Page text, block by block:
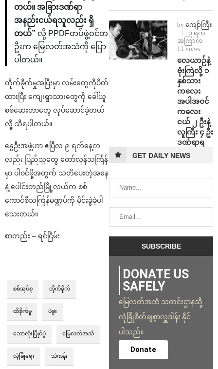
တယ်။ အခြားဒဏ်ရာ
အနည်းငယ်ရသူလည်း ရှိ
တယ်” လို့ PPDFတပ်ဖွဲ့ဝင်တ
ဦးက မြေလတ်အသံကို ပြော
ပါတယ်။
တိုက်ခိုက်မှုအပြီးမှာ လမ်းတွေကိုပိတ်
ထားပြီး ကျေးရွာသားတွေကို ခေါ်ယူ
စစ်ဆေးတာတွေ လုပ်ဆောင်ခဲ့တယ်
လို့ သိရပါတယ်။
နွေဦးအဖွဲ့ဟာ ဧပြီလ ၉ ရက်နေ့က
လည်း ပြည်သူတွေ တော်လှန်သင်္ကြန်
မှာ ပါဝင်ဖို့အတွက် သတိပေးတဲ့အနေ
နဲ့ ပေါင်းတည်မြို့လယ်က စစ်
ကောင်စီသင်္ကြန်မဏ္ဍပ်ကို မိုင်းခွဲခဲ့ပါ
သေးတယ်။
စာတည်း – ရင်ငြိမ်း
စစ်အုပ်စု တိုက်ခိုက်
ထိခိုက်မှု ပဲခူး
ဘောလုံးပြိုင်ပွဲ မြေလတ်အသံ
လုံခြုံရေး သဲကုန်း
by ကျော်ကြီး
၁ ရက်
အကြာက
11 views
⁨လေယာဉ်နဲ့
ဗုံးကြဲလို့ ၁
နှစ်သား
ကလေး
အပါအဝင်
ကလေး
ငယ် ၂ ဦးနဲ့
လူကြီး ၄ ဦး
ဒဏ်ရာရ
GET DAILY NEWS
DONATE US
SAFELY
မြေလတ်အသံ သတင်းဌာနသို့
လုံခြုံစိတ်ချစွာလှူဒါန်း နိုင်
ပါသည်။
Donate